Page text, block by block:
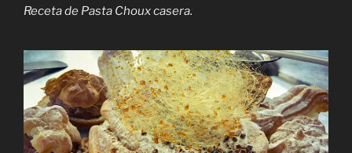
Receta de Pasta Choux casera.